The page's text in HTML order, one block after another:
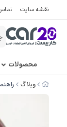
نقشه سایت
محصولات
وبلاگ